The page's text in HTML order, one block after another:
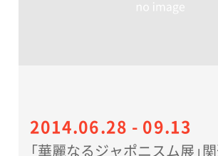
2014.06.28 - 09.13
「華麗なるジャポニスム展」